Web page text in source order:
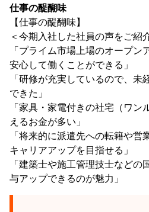
仕事の醍醐味
【仕事の醍醐味】
＜今期入社した社員の声をご紹
「プライム市場上場のオープ
安心して働くことができる」
「研修が充実しているので、
できた」
「家具・家電付きの社宅（ワ
えるお金が多い」
「将来的に派遣先への転籍や
キャリアアップを目指せる」
「建築士や施工管理技士など
与アップできるのが魅力」